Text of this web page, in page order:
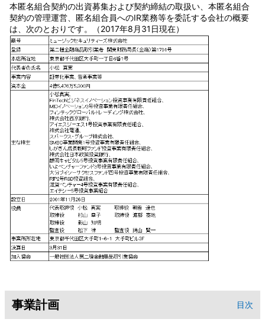
本匿名組合契約の出資募集および契約締結の取扱い、本匿名組合
契約の管理運営、匿名組合員へのIR業務等を委託する会社の概要
は、次のとおりです。（2017年8月31日現在）
事業計画 目次